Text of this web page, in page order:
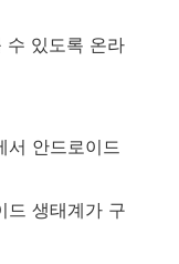
수 있도록 온라
서 안드로이드
드 생태계가 구